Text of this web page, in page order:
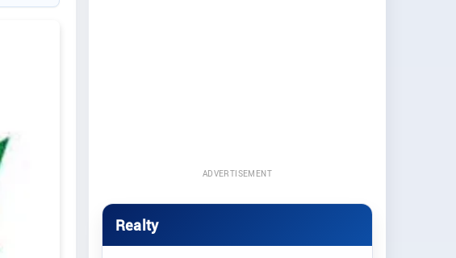
ADVERTISEMENT
Realty